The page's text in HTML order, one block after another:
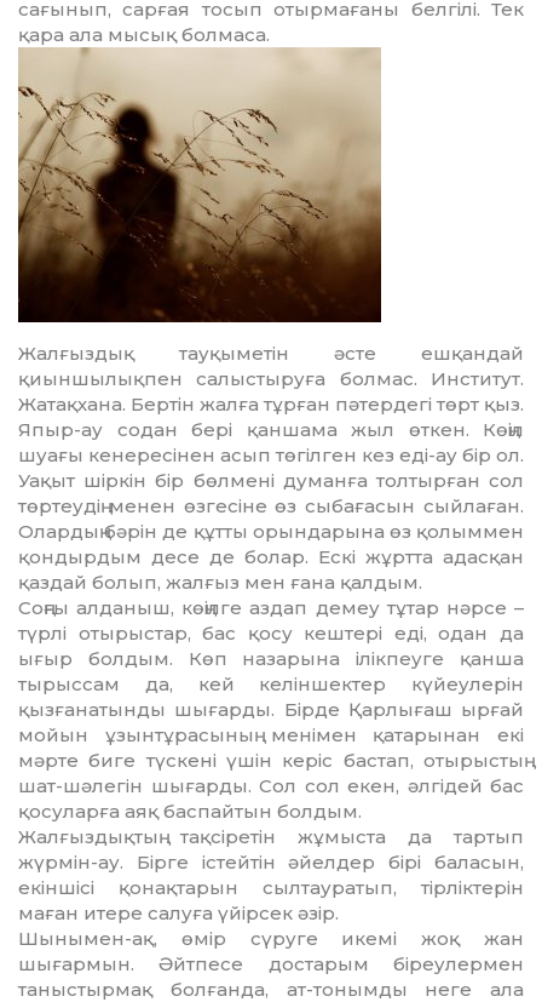
сағынып, сарғая тосып отырмағаны белгілі. Тек
қара ала мысық болмаса.
Жалғыздық тауқыметін әсте еш­қандай
қиыншылықпен салыстыруға болмас. Институт.
Жатақхана. Бертін жалға тұрған пәтердегі төрт қыз.
Япыр-ау содан бері қаншама жыл өт­кен. Көңіл
шуағы кенересінен асып төгілген кез еді-ау бір ол.
Уақыт шіркін бір бөлмені думанға толтырған сол
төртеудің менен өз­ге­сіне өз сыбағасын сыйлаған.
Олардың бәрін де құтты орындарына өз қо­лым­мен
қондырдым десе де болар. Ескі жұртта адасқан
қаздай болып, жалғыз мен ғана қалдым.
Соңғы алданыш, көңілге аздап демеу тұтар нәрсе –
түрлі отырыстар, бас қосу кештері еді, одан да
ығыр болдым. Көп назарына ілікпеуге қан­ша
тырыссам да, кей келіншектер күйеулерін
қызғанатынды шығарды. Бірде Қарлығаш ырғай
мойын ұзын­тұрасының менімен қатарынан екі
мәрте биге түскені үшін керіс бастап, отырыстың
шат-шәлегін шығарды. Сол сол екен, әлгідей бас
қосуларға аяқ баспайтын болдым.
Жалғыздықтың тақсіретін жұ­мыс­та да тартып
жүрмін-ау. Бірге іс­тейтін әйелдер бірі баласын,
екіншісі қонақтарын сылтауратып, тірліктерін
маған итере салуға үйірсек әзір.
Шынымен-ақ, өмір сүруге икемі жоқ жан
шығармын. Әйтпесе дос­та­рым біреулермен
таныстырмақ бол­ған­да, ат-тонымды неге ала